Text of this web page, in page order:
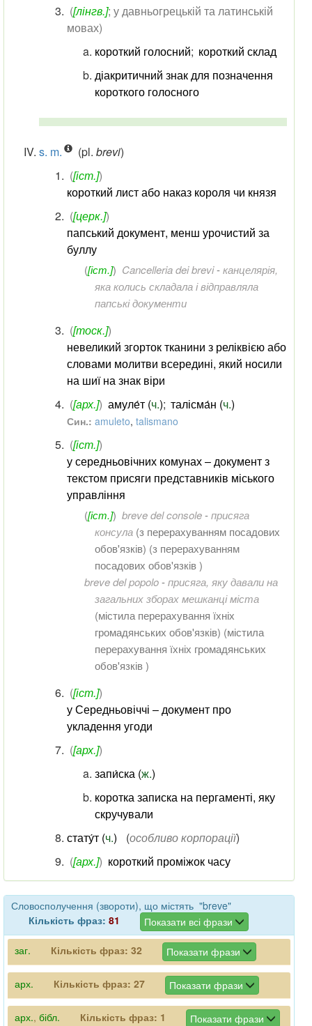
([лінгв.]; у давньогрецькій та латинській
мовах)
короткий голосний; короткий склад
діакритичний знак для позначення
короткого голосного
s. m. (pl. brevi)
([іст.])
короткий лист або наказ короля чи князя
([церк.])
папський документ, менш урочистий за
буллу
([іст.]) Cancelleria dei brevi-канцелярія,
яка колись складала і відправляла
папські документи
([тоск.])
невеликий згорток тканини з реліквією або
словами молитви всередині, який носили
на шиї на знак віри
([арх.]) амуле́т (ч.); талісма́н (ч.)
Син.: amuleto, talismano
([іст.])
у середньовічних комунах ‒ документ з
текстом присяги представників міського
управління
([іст.]) breve del console-присяга
консула (з перерахуванням посадових
обов'язків) (з перерахуванням
посадових обов'язків )
breve del popolo-присяга, яку давали на
загальних зборах мешканці міста
(містила перерахування їхніх
громадянських обов'язків) (містила
перерахування їхніх громадянських
обов'язків )
([іст.])
у Середньовіччі ‒ документ про
укладення угоди
([арх.])
запи́ска (ж.)
коротка записка на пергаменті, яку
скручували
стату́т (ч.) (особливо корпорації)
([арх.]) короткий проміжок часу
Словосполучення (звороти), що містять "breve"
Кількість фраз: 81 Показати всі фрази
заг. Кількість фраз: 32 Показати фрази
арх. Кількість фраз: 27 Показати фрази
арх., бібл. Кількість фраз: 1 Показати фрази